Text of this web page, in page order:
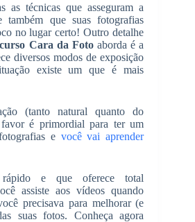
as técnicas que asseguram a
também que suas fotografias
no lugar certo! Outro detalhe
curso Cara da Fotoaborda é a
diversos modos de exposição
existe um que é mais
(tanto natural quanto do
é primordial para ter um
e você vai aprender
e que oferece total
assiste aos vídeos quando
precisava para melhorar (e
suas fotos. Conheça agora